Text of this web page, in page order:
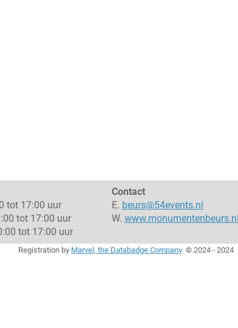
tot 17:00 uur
tot 17:00 uur
tot 17:00 uur
Contact
E. beurs@54events.nl
W. www.monumentenbeurs.nl
Registration by Marvel, the Databadge Company © 2024 - 2024